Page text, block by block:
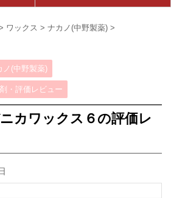
ワックス > ナカノ(中野製薬) >
ノ(中野製薬)
・評価レビュー
カワックス６の評価レ